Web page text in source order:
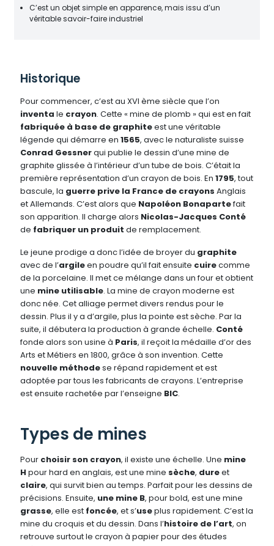
C’est un objet simple en apparence, mais issu d’un
véritable savoir-faire industriel
Historique
Pour commencer, c’est au XVI ème siècle que l’on
inventa le crayon. Cette « mine de plomb » qui est en fait
fabriquée à base de graphiteest une véritable
légende qui démarre en1565, avec le naturaliste suisse
Conrad Gessnerqui publie le dessin d’une mine de
graphite glissée à l’intérieur d’un tube de bois. C’était la
première représentation d’un crayon de bois. En1795, tout
bascule, la guerre prive la France de crayons Anglais
et Allemands. C’est alors que Napoléon Bonapartefait
son apparition. Il charge alors Nicolas-Jacques Conté
de fabriquer un produit de remplacement.
Le jeune prodige a donc l’idée de broyer du graphite
avec de l’argileen poudre qu’il fait ensuite cuirecomme
de la porcelaine. Il met ce mélange dans un fouret obtient
une mine utilisable. La mine de crayon moderne est
donc née. Cet alliage permet divers rendus pour le
dessin. Plus il y a d’argile, plus la pointe est sèche. Par la
suite, il débutera la production à grande échelle. Conté
fonde alors son usine à Paris, il reçoit la médaille d’or des
Arts et Métiers en 1800, grâce à son invention. Cette
nouvelle méthodese répand rapidement et est
adoptée par tous les fabricants de crayons. L’entreprise
est ensuite rachetée par l’enseigne BIC.
Types de mines
Pour choisir son crayon, il existe une échelle. Une mine
H pour hard en anglais, est une mine sèche, dureet
claire, qui survit bien au temps. Parfait pour les dessins de
précisions. Ensuite, une mine B, pour bold, est une mine
grasse, elle est foncée, et s’useplus rapidement. C’est la
mine du croquis et du dessin. Dans l’histoire de l’art, on
retrouve surtout le crayon à papier pour des études